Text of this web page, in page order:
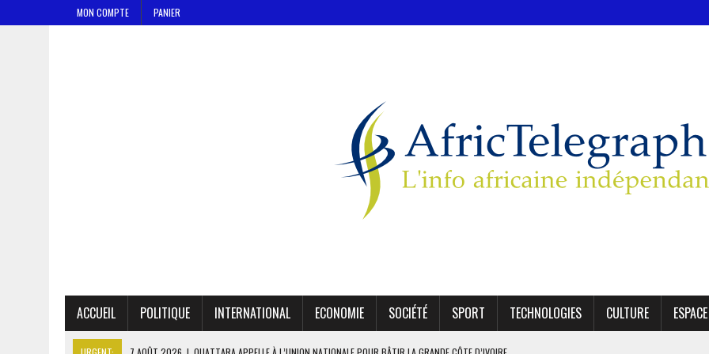
MON COMPTE PANIER
ACCUEIL POLITIQUE INTERNATIONAL ECONOMIE SOCIÉTÉ SPORT TECHNOLOGIES CULTURE